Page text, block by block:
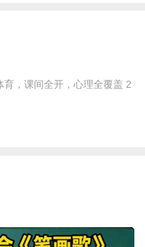
，课间全开，心理全覆盖 2